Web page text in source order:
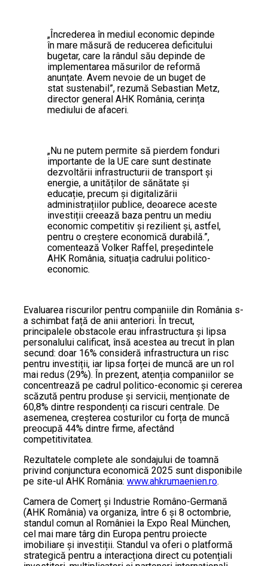
„Încrederea în mediul economic depinde
în mare măsură de reducerea deficitului
bugetar, care la rândul său depinde de
implementarea măsurilor de reformă
anunțate. Avem nevoie de un buget de
stat sustenabil”, rezumă Sebastian Metz,
director general AHK România, cerința
mediului de afaceri.
„Nu ne putem permite să pierdem fonduri
importante de la UE care sunt destinate
dezvoltării infrastructurii de transport și
energie, a unităților de sănătate și
educație, precum și digitalizării
administrațiilor publice, deoarece aceste
investiții creează baza pentru un mediu
economic competitiv și rezilient și, astfel,
pentru o creștere economică durabilă.”,
comentează Volker Raffel, președintele
AHK România, situația cadrului politico-
economic.
Evaluarea riscurilor pentru companiile din România s-
a schimbat față de anii anteriori. În trecut,
principalele obstacole erau infrastructura și lipsa
personalului calificat, însă acestea au trecut în plan
secund: doar 16% consideră infrastructura un risc
pentru investiții, iar lipsa forței de muncă are un rol
mai redus (29%). În prezent, atenția companiilor se
concentrează pe cadrul politico-economic și cererea
scăzută pentru produse și servicii, menționate de
60,8% dintre respondenți ca riscuri centrale. De
asemenea, creșterea costurilor cu forța de muncă
preocupă 44% dintre firme, afectând
competitivitatea.
Rezultatele complete ale sondajului de toamnă
privind conjunctura economică 2025 sunt disponibile
pe site-ul AHK România: www.ahkrumaenien.ro.
Camera de Comerț și Industrie Româno-Germană
(AHK România) va organiza, între 6 și 8 octombrie,
standul comun al României la Expo Real München,
cel mai mare târg din Europa pentru proiecte
imobiliare și investiții. Standul va oferi o platformă
strategică pentru a interacționa direct cu potențiali